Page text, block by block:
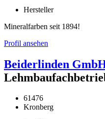
Hersteller
Mineralfarben seit 1894!
Profil ansehen
Beiderlinden
61476
Kronberg